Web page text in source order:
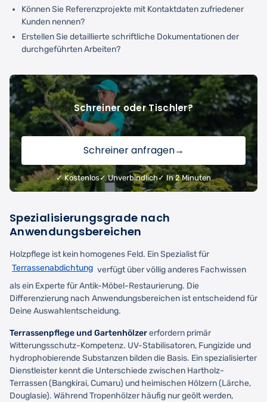
Können Sie Referenzprojekte mit Kontaktdaten zufriedener
Kunden nennen?
Erstellen Sie detaillierte schriftliche Dokumentationen der
durchgeführten Arbeiten?
Schreiner oder Tischler?
Schreiner anfragen→
✓ Kostenlos✓ Unverbindlich ✓ In 2 Minuten
Spezialisierungsgrade nach
Anwendungsbereichen
Holzpflege ist kein homogenes Feld. Ein Spezialist für
Terrassenabdichtung verfügt über völlig anderes Fachwissen
als ein Experte für Antik-Möbel-Restaurierung. Die
Differenzierung nach Anwendungsbereichen ist entscheidend für
Deine Auswahlentscheidung.
Terrassenpflege und Gartenhölzererfordern primär
Witterungsschutz-Kompetenz. UV-Stabilisatoren, Fungizide und
hydrophobierende Substanzen bilden die Basis. Ein spezialisierter
Dienstleister kennt die Unterschiede zwischen Hartholz-
Terrassen (Bangkirai, Cumaru) und heimischen Hölzern (Lärche,
Douglasie). Während Tropenhölzer häufig nur geölt werden,